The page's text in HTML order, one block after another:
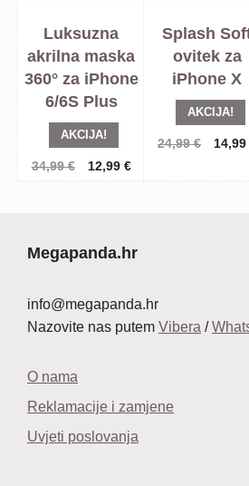
Luksuzna
akrilna maska
360° za iPhone
6/6S Plus
AKCIJA!
34,99€
Izvorna
12,99 €Trenutna
Splash
ovitek za
iPhone X
AKCIJA!
24,99€ 14,99
Megapanda.hr
info@megapanda.hr
Nazovite nas putem Vibera /
O nama
Reklamacije i zamjene
Uvjeti poslovanja